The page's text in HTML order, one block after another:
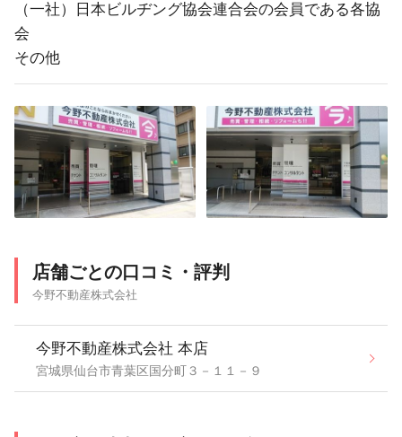
（一社）日本ビルヂング協会連合会の会員である各協
会
その他
店舗ごとの口コミ・評判
今野不動産株式会社
今野不動産株式会社 本店
宮城県仙台市青葉区国分町３－１１－９